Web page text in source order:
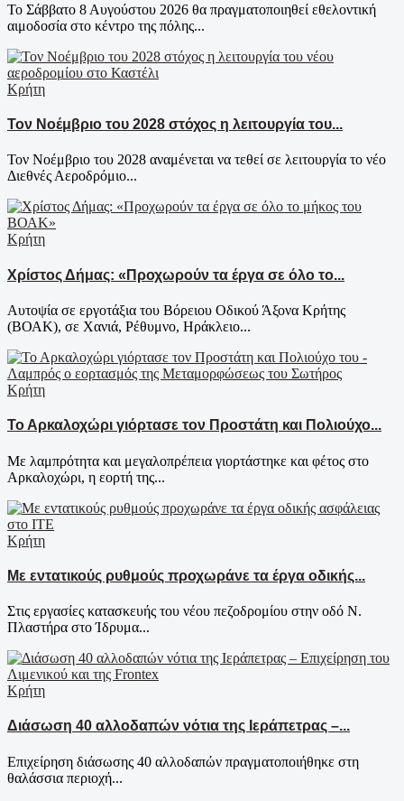
Το Σάββατο 8 Αυγούστου 2026 θα πραγματοποιηθεί εθελοντική
αιμοδοσία στο κέντρο της πόλης...
Κρήτη
Τον Νοέμβριο του 2028 στόχος η λειτουργία του...
Τον Νοέμβριο του 2028 αναμένεται να τεθεί σε λειτουργία το νέο
Διεθνές Αεροδρόμιο...
Κρήτη
Χρίστος Δήμας: «Προχωρούν τα έργα σε όλο το...
Αυτοψία σε εργοτάξια του Βόρειου Οδικού Άξονα Κρήτης
(ΒΟΑΚ), σε Χανιά, Ρέθυμνο, Ηράκλειο...
Κρήτη
Το Αρκαλοχώρι γιόρτασε τον Προστάτη και Πολιούχο...
Με λαμπρότητα και μεγαλοπρέπεια γιορτάστηκε και φέτος στο
Αρκαλοχώρι, η εορτή της...
Κρήτη
Με εντατικούς ρυθμούς προχωράνε τα έργα οδικής...
Στις εργασίες κατασκευής του νέου πεζοδρομίου στην οδό Ν.
Πλαστήρα στο Ίδρυμα...
Κρήτη
Διάσωση 40 αλλοδαπών νότια της Ιεράπετρας –...
Επιχείρηση διάσωσης 40 αλλοδαπών πραγματοποιήθηκε στη
θαλάσσια περιοχή...